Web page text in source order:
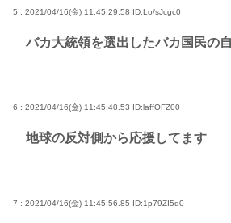
5 : 2021/04/16(金) 11:45:29.58 ID:Lo/sJcgc0
バカ大統領を選出したバカ国民の
6 : 2021/04/16(金) 11:45:40.53 ID:laffOFZ00
地球の反対側から応援してます
7 : 2021/04/16(金) 11:45:56.85 ID:1p79ZI5q0